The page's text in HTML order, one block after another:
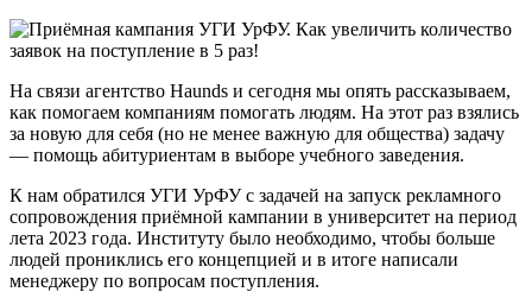
На связи агентство Haunds и сегодня мы опять рассказываем,
как помогаем компаниям помогать людям. На этот раз взялись
за новую для себя (но не менее важную для общества) задачу
— помощь абитуриентам в выборе учебного заведения.
К нам обратился УГИ УрФУ с задачей на запуск рекламного
сопровождения приёмной кампании в университет на период
лета 2023 года. Институту было необходимо, чтобы больше
людей прониклись его концепцией и в итоге написали
менеджеру по вопросам поступления.